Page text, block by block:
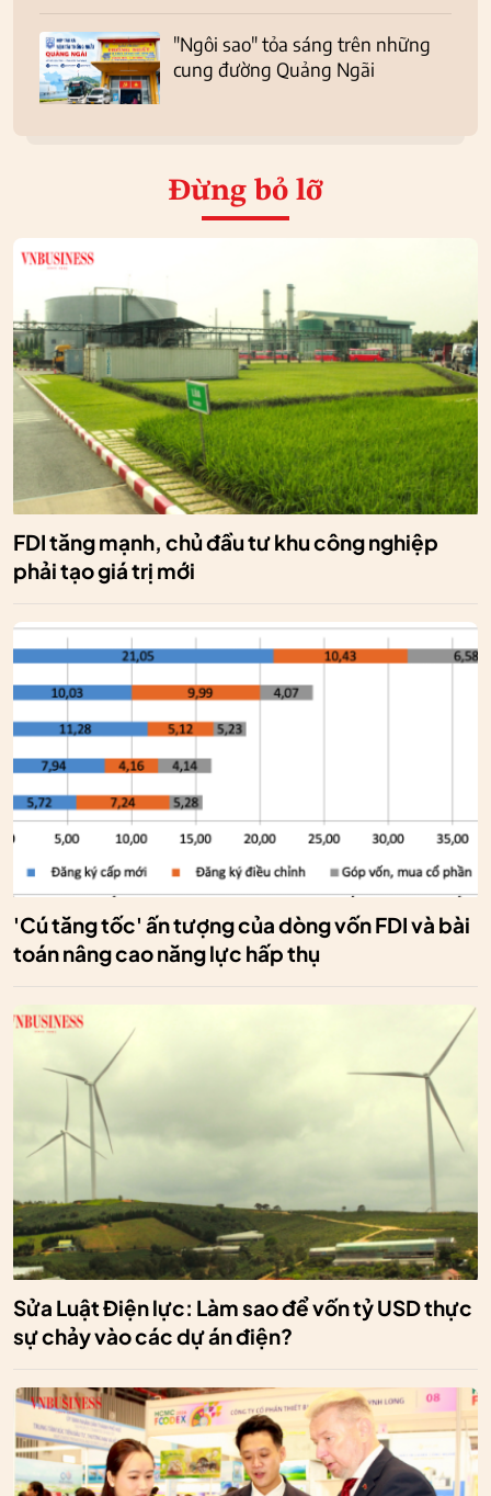
"Ngôi sao" tỏa sáng trên những
cung đường Quảng Ngãi
Đừng bỏ lỡ
FDI tăng mạnh, chủ đầu tư khu công nghiệp
phải tạo giá trị mới
'Cú tăng tốc' ấn tượng của dòng vốn FDI và bài
toán nâng cao năng lực hấp thụ
Sửa Luật Điện lực: Làm sao để vốn tỷ USD thực
sự chảy vào các dự án điện?